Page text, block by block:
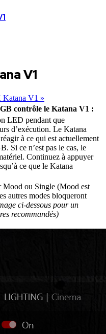
V1
Katana V1 »
contrôle le Katana V1 :
LED pendant que
d’exécution. Le Katana
à ce qui est actuellement
Si ce n’est pas le cas, le
Continuez à appuyer
ce que le Katana
Mood ou Single (Mood est
autres modes bloqueront
ci-dessous pour un
recommandés)